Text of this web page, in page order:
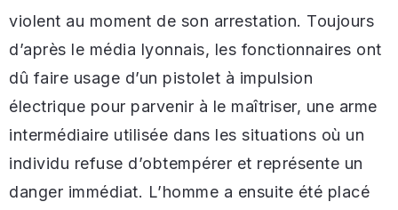
violent au moment de son arrestation. Toujours
d’après le média lyonnais, les fonctionnaires ont
dû faire usage d’un pistolet à impulsion
électrique pour parvenir à le maîtriser, une arme
intermédiaire utilisée dans les situations où un
individu refuse d’obtempérer et représente un
danger immédiat. L’homme a ensuite été placé